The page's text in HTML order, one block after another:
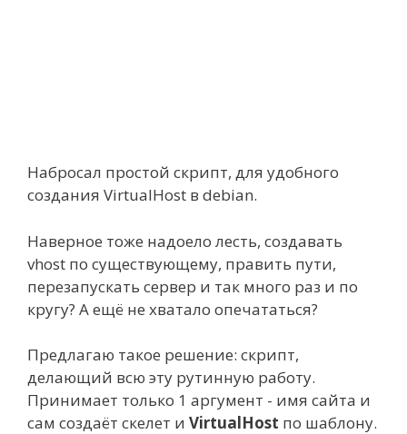
Набросал простой скрипт, для удобного
создания VirtualHost в debian.
Наверное тоже надоело лесть, создавать
vhost по существующему, править пути,
перезапускать сервер и так много раз и по
кругу? А ещё не хватало опечататься?
Предлагаю такое решение: скрипт,
делающий всю эту рутинную работу.
Принимает только 1 аргумент - имя сайта и
сам создаёт скелет и VirtualHost по шаблону.